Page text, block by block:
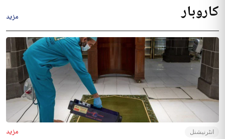
کاروبار مزید
انٹرنیشنل مزید